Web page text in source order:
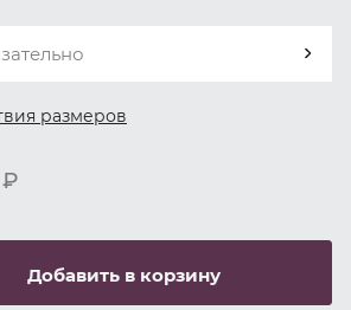
размеров
₽
Добавить в корзину